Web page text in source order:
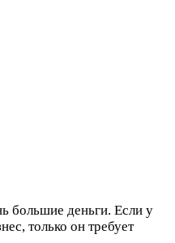
большие деньги. Если у
только он требует